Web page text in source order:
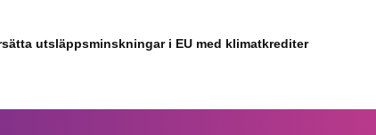
utsläppsminskningar i EU med klimatkrediter